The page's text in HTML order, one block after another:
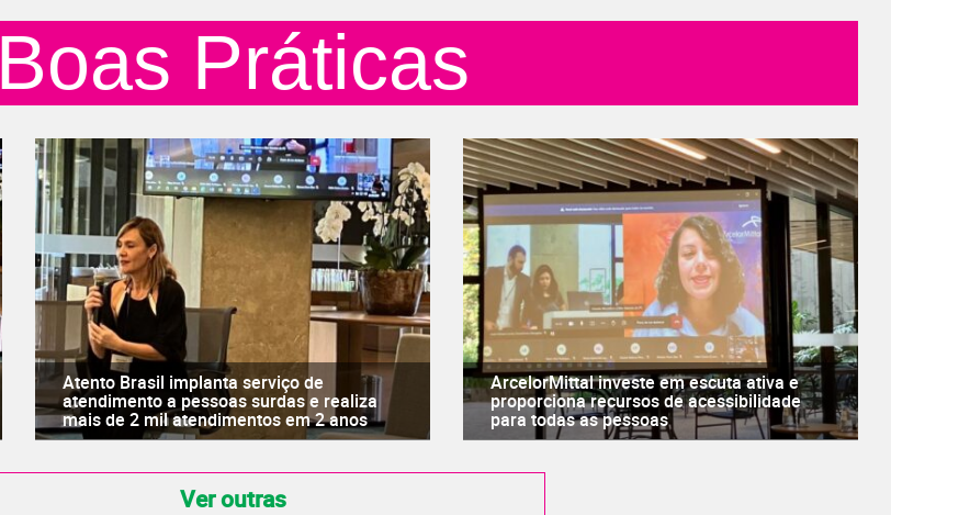
Boas Práticas
Atento Brasil implanta serviço de
atendimento a pessoas surdas e realiza
mais de 2 mil atendimentos em 2 anos
ArcelorMittal investe em escuta ativa e
proporciona recursos de acessibilidade
para todas as pessoas
Ver outras